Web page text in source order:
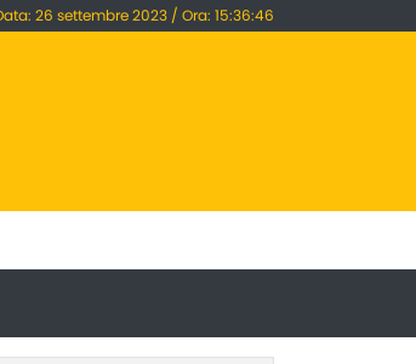
26 settembre 2023 / Ora: 15:36:46